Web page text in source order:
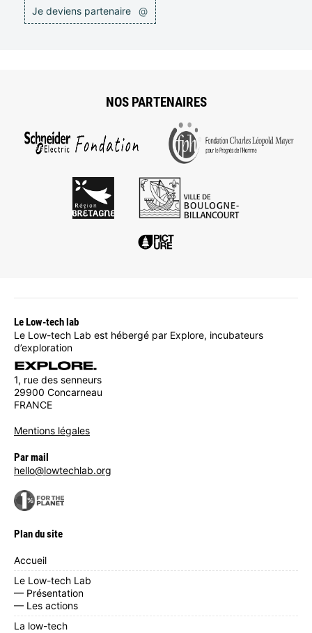
Je deviens partenaire @
NOS PARTENAIRES
Le Low-tech lab
Le Low-tech Lab est hébergé par Explore, incubateurs
d’exploration
1, rue des senneurs
29900 Concarneau
FRANCE
Mentions légales
Par mail
hello@lowtechlab.org
Plan du site
Accueil
Le Low-tech Lab
— Présentation
— Les actions
La low-tech